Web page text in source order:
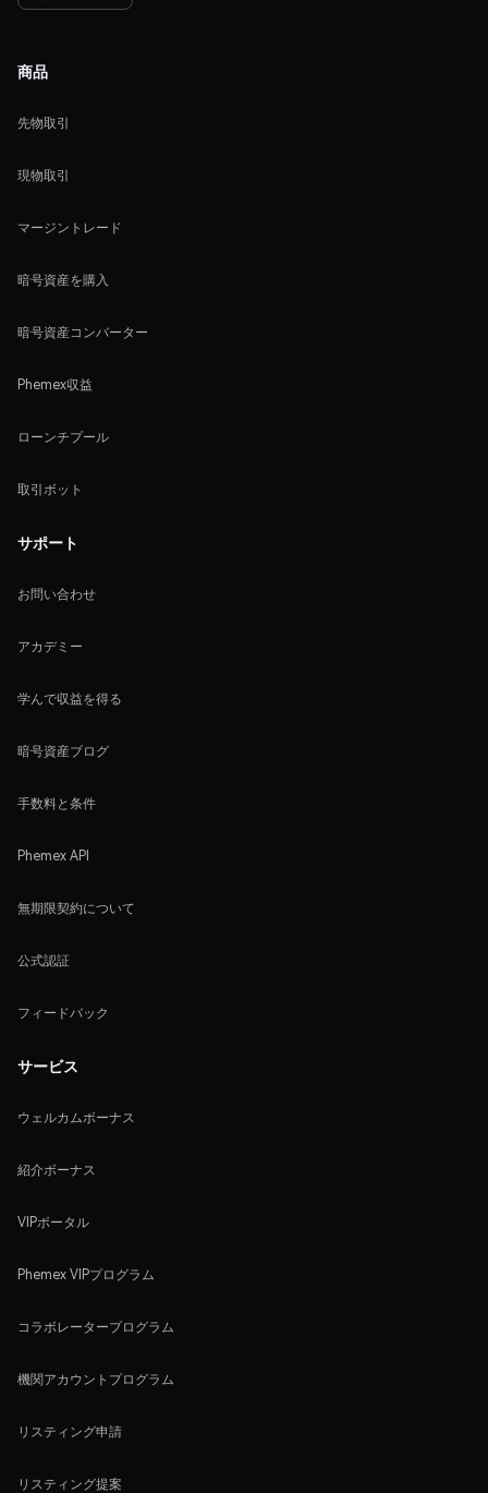
商品
先物取引
現物取引
マージントレード
暗号資産を購入
暗号資産コンバーター
Phemex収益
ローンチプール
取引ボット
サポート
お問い合わせ
アカデミー
学んで収益を得る
暗号資産ブログ
手数料と条件
Phemex API
無期限契約について
公式認証
フィードバック
サービス
ウェルカムボーナス
紹介ボーナス
VIPポータル
Phemex VIPプログラム
コラボレータープログラム
機関アカウントプログラム
リスティング申請
リスティング提案